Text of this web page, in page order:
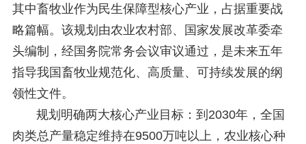
其中畜牧业作为民生保障型核心产业，占据重要战
略篇幅。该规划由农业农村部、国家发展改革委牵
头编制，经国务院常务会议审议通过，是未来五年
指导我国畜牧业规范化、高质量、可持续发展的纲
领性文件。
规划明确两大核心产业目标：到2030年，全国
肉类总产量稳定维持在9500万吨以上，农业核心种